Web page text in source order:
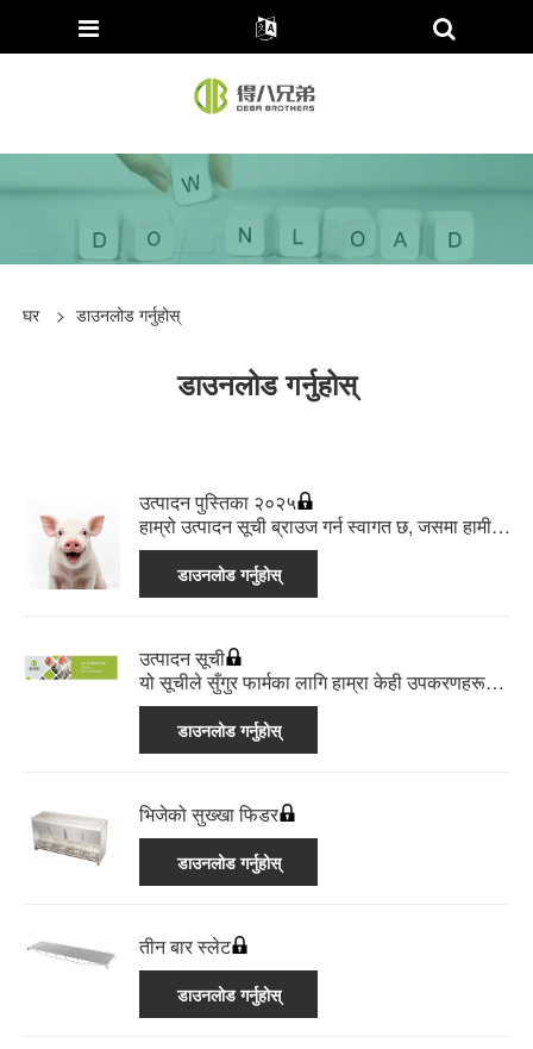
घर > डाउनलोड गर्नुहोस्
डाउनलोड गर्नुहोस्
उत्पादन पुस्तिका २०२५
हाम्रो उत्पादन सूची ब्राउज गर्न स्वागत छ, जसमा हामीले
प्रस्ताव गर्ने धेरै उत्पादनहरू र उत्कृष्ट केसहरूको चयन
समावेश गर्दछ।
डाउनलोड गर्नुहोस्
उत्पादन सूची
यो सूचीले सुँगुर फार्मका लागि हाम्रा केही उपकरणहरू
देखाउँछ।
डाउनलोड गर्नुहोस्
भिजेको सुख्खा फिडर
डाउनलोड गर्नुहोस्
तीन बार स्लेट
डाउनलोड गर्नुहोस्